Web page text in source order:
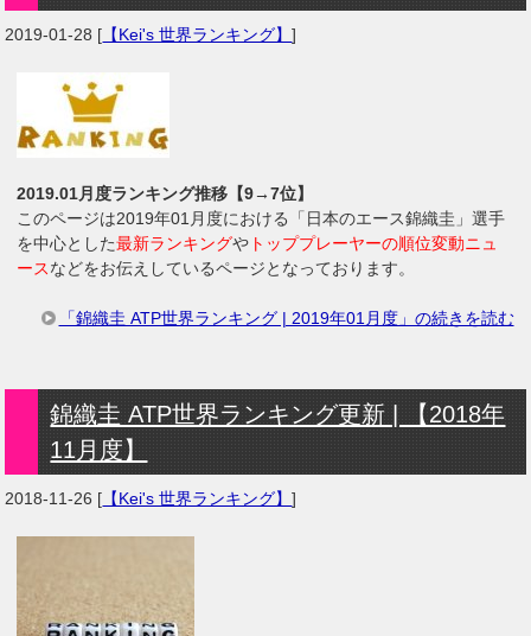
2019-01-28 [ 【Kei's 世界ランキング】]
2019.01月度ランキング推移【9→7位】
このページは2019年01月度における「日本のエース錦織圭」選手
を中心とした最新ランキングや トッププレーヤーの順位変動ニュ
ースなどをお伝えしているページとなっております。
「錦織圭 ATP世界ランキング | 2019年01月度」の続きを読む
錦織圭 ATP世界ランキング更新 | 【2018年
11月度】
2018-11-26 [ 【Kei's 世界ランキング】]